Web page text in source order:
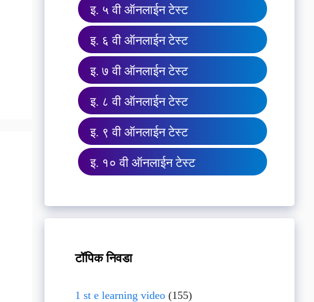
इ. ५ वी ऑनलाईन टेस्ट
इ. ६ वी ऑनलाईन टेस्ट
इ. ७ वी ऑनलाईन टेस्ट
इ. ८ वी ऑनलाईन टेस्ट
इ. ९ वी ऑनलाईन टेस्ट
इ. १० वी ऑनलाईन टेस्ट
टॉपिक निवडा
1 st e learning video(155)